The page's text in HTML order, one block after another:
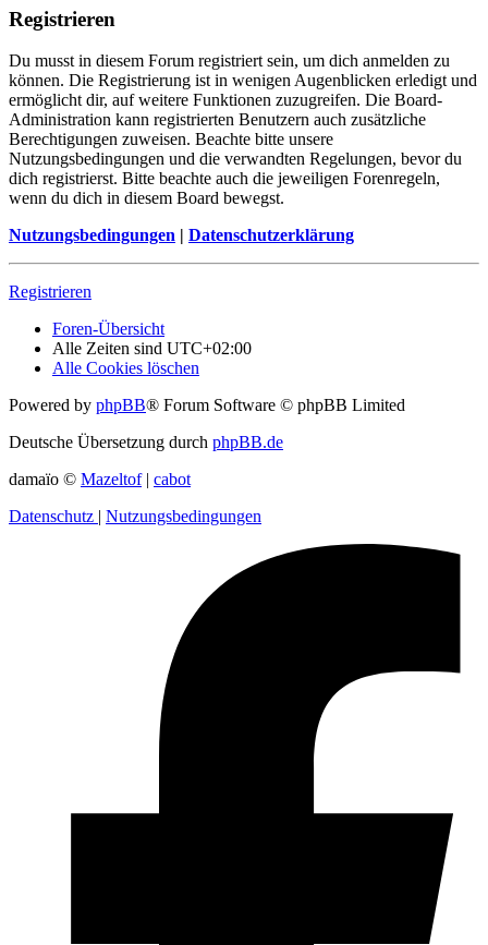
Registrieren
Du musst in diesem Forum registriert sein, um dich anmelden zu
können. Die Registrierung ist in wenigen Augenblicken erledigt und
ermöglicht dir, auf weitere Funktionen zuzugreifen. Die Board-
Administration kann registrierten Benutzern auch zusätzliche
Berechtigungen zuweisen. Beachte bitte unsere
Nutzungsbedingungen und die verwandten Regelungen, bevor du
dich registrierst. Bitte beachte auch die jeweiligen Forenregeln,
wenn du dich in diesem Board bewegst.
Nutzungsbedingungen | Datenschutzerklärung
Registrieren
Foren-Übersicht
Alle Zeiten sind UTC+02:00
Alle Cookies löschen
Powered by phpBB® Forum Software © phpBB Limited
Deutsche Übersetzung durch phpBB.de
damaïo © Mazeltof| cabot
Datenschutz | Nutzungsbedingungen